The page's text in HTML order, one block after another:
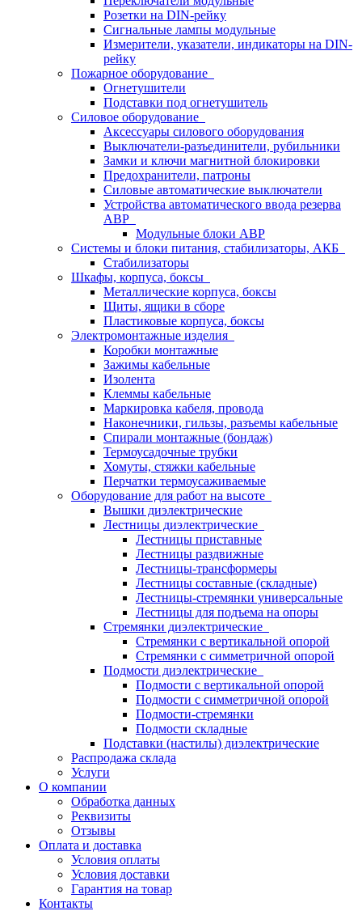
Розетки на DIN-рейку
Сигнальные лампы модульные
Измерители, указатели, индикаторы на DIN-
рейку
Пожарное оборудование
Огнетушители
Подставки под огнетушитель
Силовое оборудование
Аксессуары силового оборудования
Выключатели-разъединители, рубильники
Замки и ключи магнитной блокировки
Предохранители, патроны
Силовые автоматические выключатели
Устройства автоматического ввода резерва
АВР
Модульные блоки АВР
Системы и блоки питания, стабилизаторы, АКБ
Стабилизаторы
Шкафы, корпуса, боксы
Металлические корпуса, боксы
Щиты, ящики в сборе
Пластиковые корпуса, боксы
Электромонтажные изделия
Коробки монтажные
Зажимы кабельные
Изолента
Клеммы кабельные
Маркировка кабеля, провода
Наконечники, гильзы, разъемы кабельные
Спирали монтажные (бондаж)
Термоусадочные трубки
Хомуты, стяжки кабельные
Перчатки термоусаживаемые
Оборудование для работ на высоте
Вышки диэлектрические
Лестницы диэлектрические
Лестницы приставные
Лестницы раздвижные
Лестницы-трансформеры
Лестницы составные (складные)
Лестницы-стремянки универсальные
Лестницы для подъема на опоры
Стремянки диэлектрические
Стремянки с вертикальной опорой
Стремянки с симметричной опорой
Подмости диэлектрические
Подмости с вертикальной опорой
Подмости с симметричной опорой
Подмости-стремянки
Подмости складные
Подставки (настилы) диэлектрические
Распродажа склада
Услуги
О компании
Обработка данных
Реквизиты
Отзывы
Оплата и доставка
Условия оплаты
Условия доставки
Гарантия на товар
Контакты